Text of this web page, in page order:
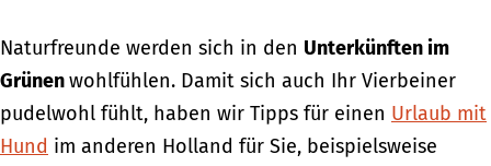
Naturfreunde werden sich in den Unterkünften im
Grünenwohlfühlen. Damit sich auch Ihr Vierbeiner
pudelwohl fühlt, haben wir Tipps für einen Urlaub mit
Hund im anderen Holland für Sie, beispielsweise